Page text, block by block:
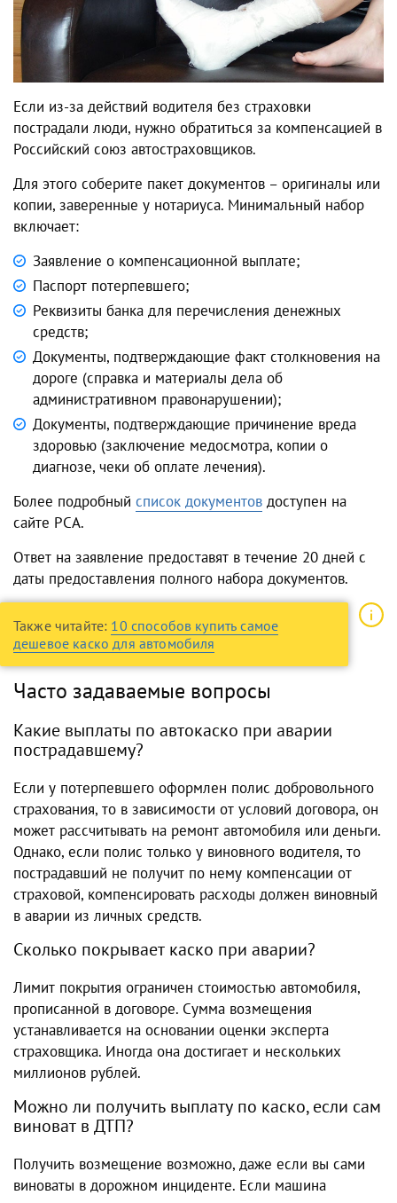
Если из-за действий водителя без страховки
пострадали люди, нужно обратиться за компенсацией в
Российский союз автостраховщиков.
Для этого соберите пакет документов – оригиналы или
копии, заверенные у нотариуса. Минимальный набор
включает:
Заявление о компенсационной выплате;
Паспорт потерпевшего;
Реквизиты банка для перечисления денежных
средств;
Документы, подтверждающие факт столкновения на
дороге (справка и материалы дела об
административном правонарушении);
Документы, подтверждающие причинение вреда
здоровью (заключение медосмотра, копии о
диагнозе, чеки об оплате лечения).
Более подробный список документов доступен на
сайте РСА.
Ответ на заявление предоставят в течение 20 дней с
даты предоставления полного набора документов.
Также читайте: 10 способов купить самое
дешевое каско для автомобиля
Часто задаваемые вопросы
Какие выплаты по автокаско при аварии
пострадавшему?
Если у потерпевшего оформлен полис добровольного
страхования, то в зависимости от условий договора, он
может рассчитывать на ремонт автомобиля или деньги.
Однако, если полис только у виновного водителя, то
пострадавший не получит по нему компенсации от
страховой, компенсировать расходы должен виновный
в аварии из личных средств.
Сколько покрывает каско при аварии?
Лимит покрытия ограничен стоимостью автомобиля,
прописанной в договоре. Сумма возмещения
устанавливается на основании оценки эксперта
страховщика. Иногда она достигает и нескольких
миллионов рублей.
Можно ли получить выплату по каско, если сам
виноват в ДТП?
Получить возмещение возможно, даже если вы сами
виноваты в дорожном инциденте. Если машина